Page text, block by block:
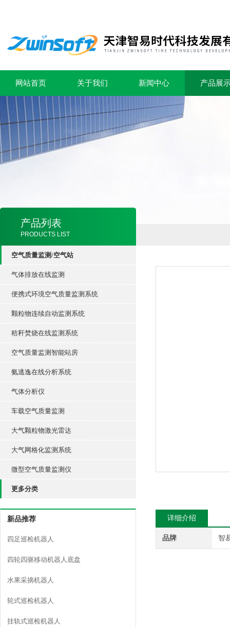
网站首页 关于我们 新闻中心 产品展
产品列表
PRODUCTS LIST
空气质量监测/空气站
气体排放在线监测
便携式环境空气质量监测系统
颗粒物连续自动监测系统
秸秆焚烧在线监测系统
空气质量监测智能站房
氨逃逸在线分析系统
气体分析仪
车载空气质量监测
大气颗粒物激光雷达
大气网格化监测系统
微型空气质量监测仪
更多分类
新品推荐
四足巡检机器人
四轮四驱移动机器人底盘
水果采摘机器人
轮式巡检机器人
挂轨式巡检机器人
详细介绍
品牌 智